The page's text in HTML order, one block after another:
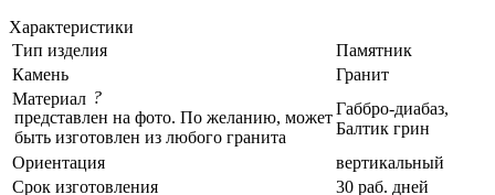
Характеристики
Тип изделия
Памятник
Камень
Гранит
Материал ?
представлен на фото. По желанию, может
быть изготовлен из любого гранита
Габбро-диабаз,
Балтик грин
Ориентация
вертикальный
Срок изготовления
30 раб. дней